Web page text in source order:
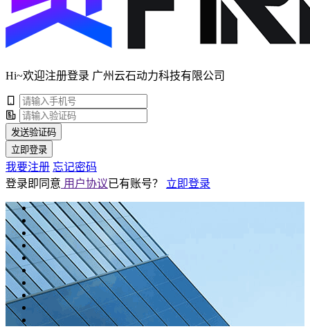
Hi~欢迎注册登录 广州云石动力科技有限公司
发送验证码
立即登录
我要注册 忘记密码
登录即同意 用户协议已有账号？ 立即登录